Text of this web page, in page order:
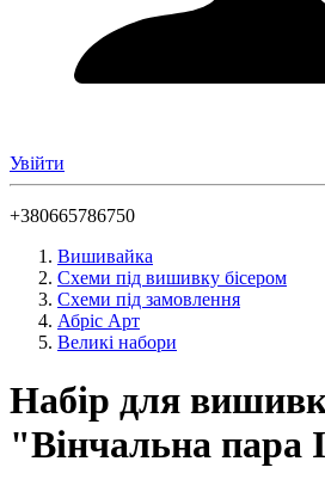
Увійти
+380665786750
Вишивайка
Схеми під вишивку бісером
Схеми під замовлення
Абріс Арт
Великі набори
Набір для
"Вінчальна пара